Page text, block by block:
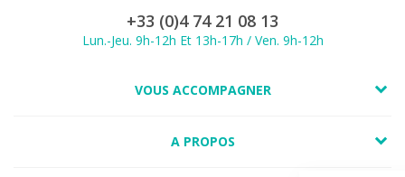
+33 (0)4 74 21 08 13
Lun.-Jeu. 9h-12h Et 13h-17h / Ven. 9h-12h
VOUS ACCOMPAGNER
A PROPOS